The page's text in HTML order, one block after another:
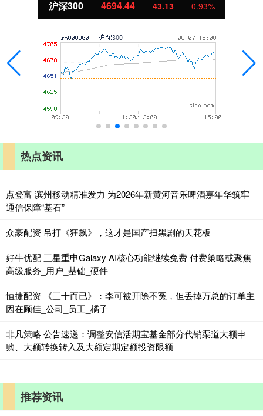
沪深300 4694.44 43.13 0.93%
热点资讯
点登富 滨州移动精准发力 为2026年新黄河音乐啤酒嘉年华筑牢
通信保障“基石”
众豪配资 吊打《狂飙》，这才是国产扫黑剧的天花板
好牛优配 三星重申Galaxy AI核心功能继续免费 付费策略或聚焦
高级服务_用户_基础_硬件
恒捷配资 《三十而已》：李可被开除不冤，但丢掉万总的订单主
因在顾佳_公司_员工_橘子
非凡策略 公告速递：调整安信活期宝基金部分代销渠道大额申
购、大额转换转入及大额定期定额投资限额
推荐资讯